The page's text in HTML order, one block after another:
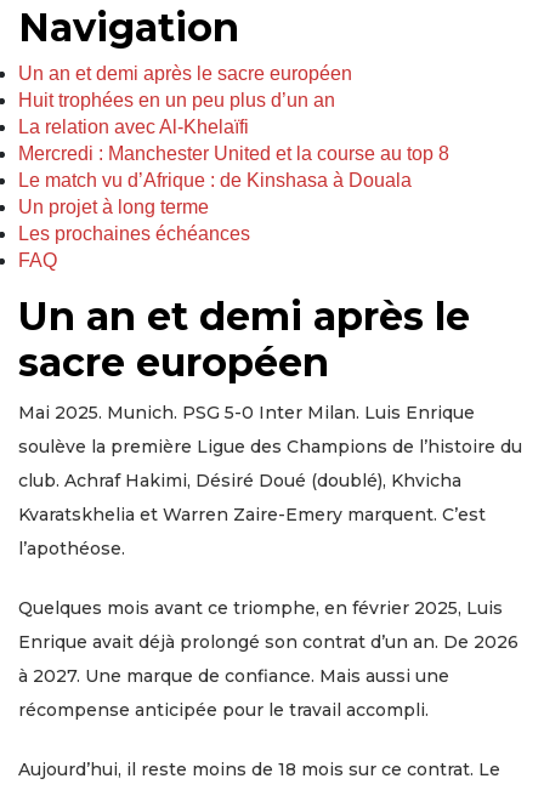
Navigation
Un an et demi après le sacre européen
Huit trophées en un peu plus d’un an
La relation avec Al-Khelaïfi
Mercredi : Manchester United et la course au top 8
Le match vu d’Afrique : de Kinshasa à Douala
Un projet à long terme
Les prochaines échéances
FAQ
Un an et demi après le
sacre européen
Mai 2025. Munich. PSG 5-0 Inter Milan. Luis Enrique
soulève la première Ligue des Champions de l’histoire du
club. Achraf Hakimi, Désiré Doué (doublé), Khvicha
Kvaratskhelia et Warren Zaire-Emery marquent. C’est
l’apothéose.
Quelques mois avant ce triomphe, en février 2025, Luis
Enrique avait déjà prolongé son contrat d’un an. De 2026
à 2027. Une marque de confiance. Mais aussi une
récompense anticipée pour le travail accompli.
Aujourd’hui, il reste moins de 18 mois sur ce contrat. Le